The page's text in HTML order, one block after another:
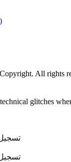
All rights
glitches
تسجيل
تسجيل